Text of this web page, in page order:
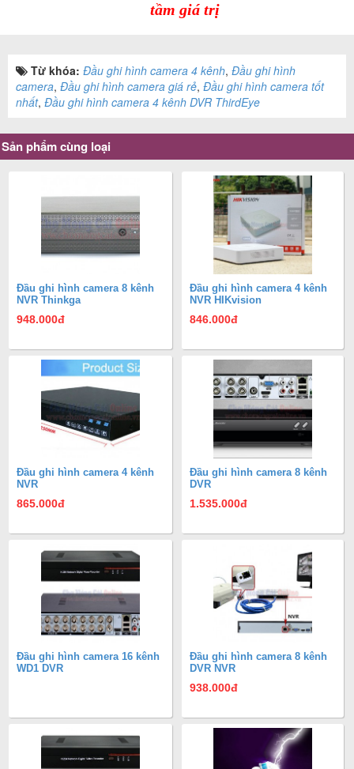
tầm giá trị
Từ khóa: Đầu ghi hình camera 4 kênh, Đầu ghi hình
camera, Đầu ghi hình camera giá rẻ, Đầu ghi hình camera tốt
nhất, Đầu ghi hình camera 4 kênh DVR ThirdEye
Sản phẩm cùng loại
Đầu ghi hình camera 8 kênh
NVR Thinkga
948.000đ
Đầu ghi hình camera 4 kênh
NVR HIKvision
846.000đ
Đầu ghi hình camera 4 kênh
NVR
865.000đ
Đầu ghi hình camera 8 kênh
DVR
1.535.000đ
Đầu ghi hình camera 16 kênh
WD1 DVR
Đầu ghi hình camera 8 kênh
DVR NVR
938.000đ